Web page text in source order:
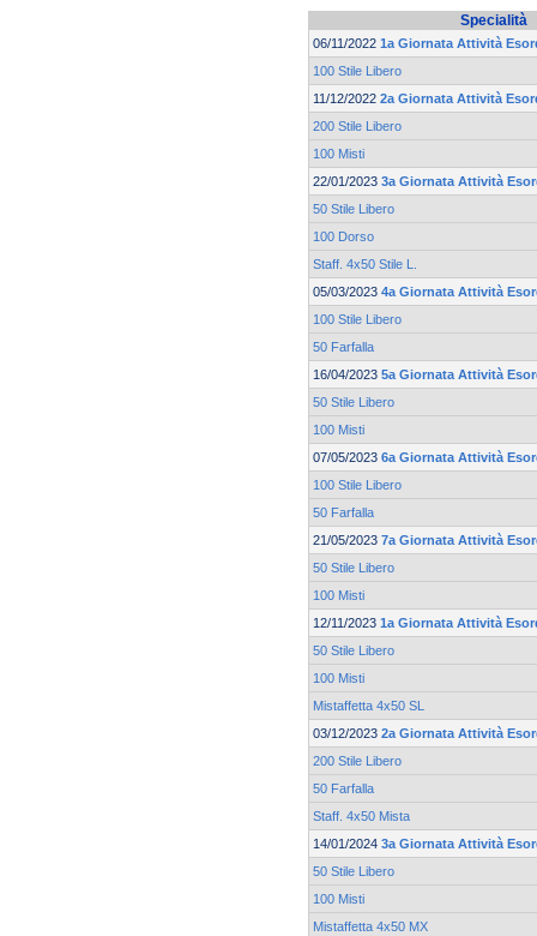
Specialità
06/11/2022 1a Giornata Attività
100 Stile Libero
11/12/2022 2a Giornata Attività
200 Stile Libero
100 Misti
22/01/2023 3a Giornata Attività
50 Stile Libero
100 Dorso
Staff. 4x50 Stile L.
05/03/2023 4a Giornata Attività
100 Stile Libero
50 Farfalla
16/04/2023 5a Giornata Attività
50 Stile Libero
100 Misti
07/05/2023 6a Giornata Attività
100 Stile Libero
50 Farfalla
21/05/2023 7a Giornata Attività
50 Stile Libero
100 Misti
12/11/2023 1a Giornata Attività
50 Stile Libero
100 Misti
Mistaffetta 4x50 SL
03/12/2023 2a Giornata Attività
200 Stile Libero
50 Farfalla
Staff. 4x50 Mista
14/01/2024 3a Giornata Attività
50 Stile Libero
100 Misti
Mistaffetta 4x50 MX